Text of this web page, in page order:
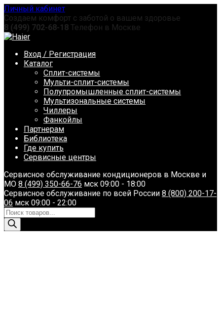
Перейти
к
содержанию
Личный кабинет
Создаем комфорт с заботой о вашем здоровье
8 (499) 702-68-18 Телефон в Москве
Вход / Регистрация
Каталог
Сплит-системы
Мульти-сплит-системы
Полупромышленные сплит-системы
Мультизональные системы
Чиллеры
Фанкойлы
Партнерам
Библиотека
Где купить
Сервисные центры
Сервисное обслуживание кондиционеров в Москве и
МО 8 (499) 350-66-76 мск 09:00 - 18:00
Сервисное обслуживание по всей России 8 (800) 200-17-
06 мск 09:00 - 22:00
Поиск
товаров